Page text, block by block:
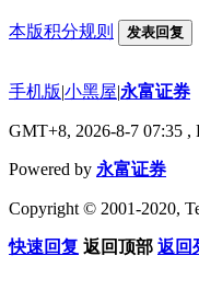
本版积分规则 发表回复
手机版|小黑屋|永富证券
GMT+8, 2026-8-7 07:35 ,
Powered by 永富证券
Copyright © 2001-2020,
快速回复 返回顶部 返回